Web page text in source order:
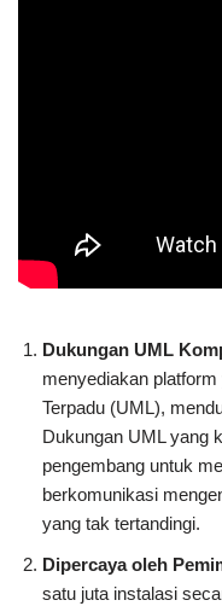
Dukungan UML
menyediakan
Terpadu (UML),
Dukungan UML yang
pengembang untuk
berkomunikasi
yang tak tertandingi.
Dipercaya oleh
satu juta instalasi